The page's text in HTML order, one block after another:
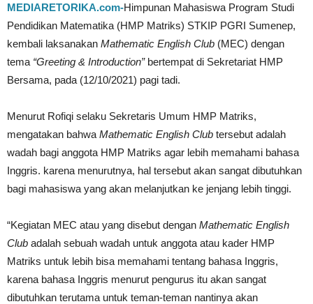
MEDIARETORIKA.com-Himpunan Mahasiswa Program Studi
Pendidikan Matematika (HMP Matriks) STKIP PGRI Sumenep,
kembali laksanakan Mathematic English Club (MEC) dengan
tema “Greeting & Introduction”bertempat di Sekretariat HMP
Bersama, pada (12/10/2021) pagi tadi.
Menurut Rofiqi selaku Sekretaris Umum HMP Matriks,
mengatakan bahwa Mathematic English Club tersebut adalah
wadah bagi anggota HMP Matriks agar lebih memahami bahasa
Inggris. karena menurutnya, hal tersebut akan sangat dibutuhkan
bagi mahasiswa yang akan melanjutkan ke jenjang lebih tinggi.
“Kegiatan MEC atau yang disebut dengan Mathematic English
Club adalah sebuah wadah untuk anggota atau kader HMP
Matriks untuk lebih bisa memahami tentang bahasa Inggris,
karena bahasa Inggris menurut pengurus itu akan sangat
dibutuhkan terutama untuk teman-teman nantinya akan